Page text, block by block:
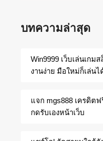
บทความล่าสุด
Win9999 เว็บเล่นเก
งานง่าย มือใหม่ก็เล่นไ
แจก mgs888 เครดิต
กดรับเองหน้าเว็บ